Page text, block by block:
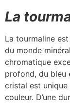
La
La tourmaline
du monde
chromatique
profond, du bleu
cristal est
couleur. D’une